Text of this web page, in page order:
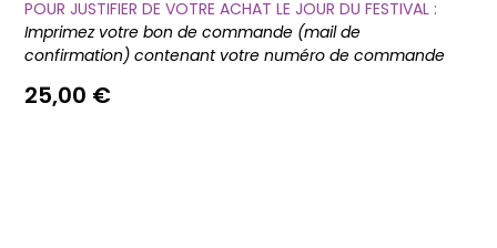
POUR JUSTIFIER DE VOTRE ACHAT LE JOUR DU FESTIVAL :
Imprimez votre bon de commande (mail de
confirmation) contenant votre numéro de commande
25,00 €